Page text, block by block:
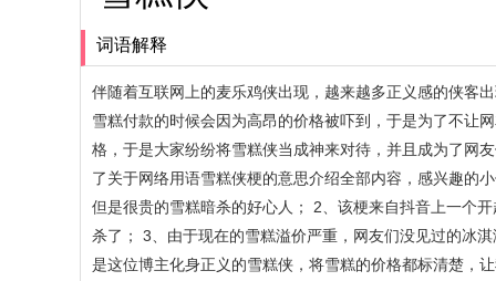
词语解释
伴随着互联网上的麦乐鸡侠出现，越来越多正义感的侠客
雪糕付款的时候会因为高昂的价格被吓到，于是为了不让
格，于是大家纷纷将雪糕侠当成神来对待，并且成为了网
了关于网络用语雪糕侠梗的意思介绍全部内容，感兴趣的
但是很贵的雪糕暗杀的好心人； 2、该梗来自抖音上一个
杀了； 3、由于现在的雪糕溢价严重，网友们没见过的冰
是这位博主化身正义的雪糕侠，将雪糕的价格都标清楚，